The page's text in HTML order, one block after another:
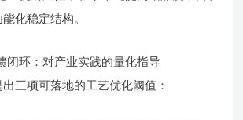
化稳定结构。
闭环：对产业实践的量化指导
三项可落地的工艺优化阈值：